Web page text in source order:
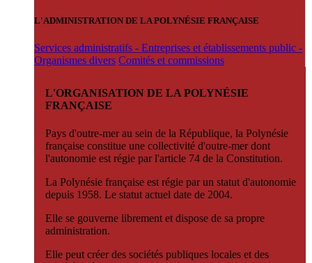
L'ADMINISTRATION DE LA POLYNÉSIE FRANÇAISE
Services administratifs - Entreprises et établissements public -
Organismes divers Comités et commissions
L'ORGANISATION DE LA POLYNÉSIE
FRANÇAISE
Pays d'outre-mer au sein de la République, la Polynésie
française constitue une collectivité d'outre-mer dont
l'autonomie est régie par l'article 74 de la Constitution.
La Polynésie française est régie par un statut d'autonomie
depuis 1958. Le statut actuel date de 2004.
Elle se gouverne librement et dispose de sa propre
administration.
Elle peut créer des sociétés publiques locales et des